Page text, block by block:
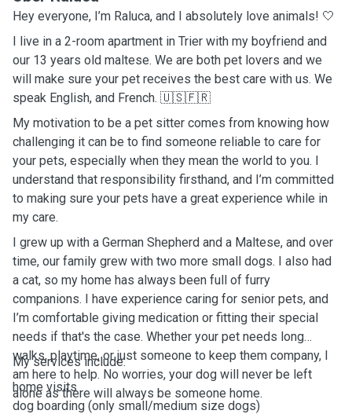
Hey everyone, I’m Raluca, and I absolutely love animals! 🤍
I live in a 2-room apartment in Trier with my boyfriend and
our 13 years old maltese. We are both pet lovers and we
will make sure your pet receives the best care with us. We
speak English, and French. 🇺🇸🇫🇷
My motivation to be a pet sitter comes from knowing how
challenging it can be to find someone reliable to care for
your pets, especially when they mean the world to you. I
understand that responsibility firsthand, and I’m committed
to making sure your pets have a great experience while in
my care.
I grew up with a German Shepherd and a Maltese, and over
time, our family grew with two more small dogs. I also had
a cat, so my home has always been full of furry
companions. I have experience caring for senior pets, and
I’m comfortable giving medication or fitting their special
needs if that's the case. Whether your pet needs long
walks, playtime, or just someone to keep them company, I
am here to help. No worries, your dog will never be left
alone as there will always be someone home.
My services include:
home visits
dog boarding (only small/medium size dogs)